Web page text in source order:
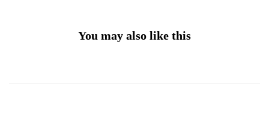
You may also like this